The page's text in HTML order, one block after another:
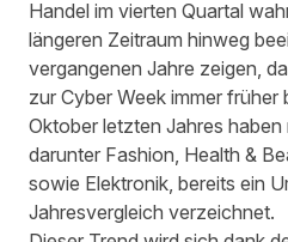
Handel im vierten Quartal
längeren Zeitraum hinweg
vergangenen Jahre zeigen,
zur Cyber Week immer früher
Oktober letzten Jahres haben
darunter Fashion, Health &
sowie Elektronik, bereits ein
Jahresvergleich verzeichnet.